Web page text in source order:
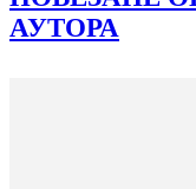
АУТОРА